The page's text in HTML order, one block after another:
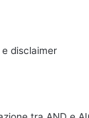
disclaimer